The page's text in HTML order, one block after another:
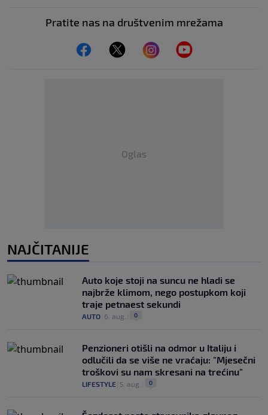
Pratite nas na društvenim mrežama
Oglas
NAJČITANIJE
Auto koje stoji na suncu ne hladi se
najbrže klimom, nego postupkom koji
traje petnaest sekundi
AUTO 6. aug. 0
Penzioneri otišli na odmor u Italiju i
odlučili da se više ne vraćaju: "Mjesečni
troškovi su nam skresani na trećinu"
LIFESTYLE 5. aug. 0